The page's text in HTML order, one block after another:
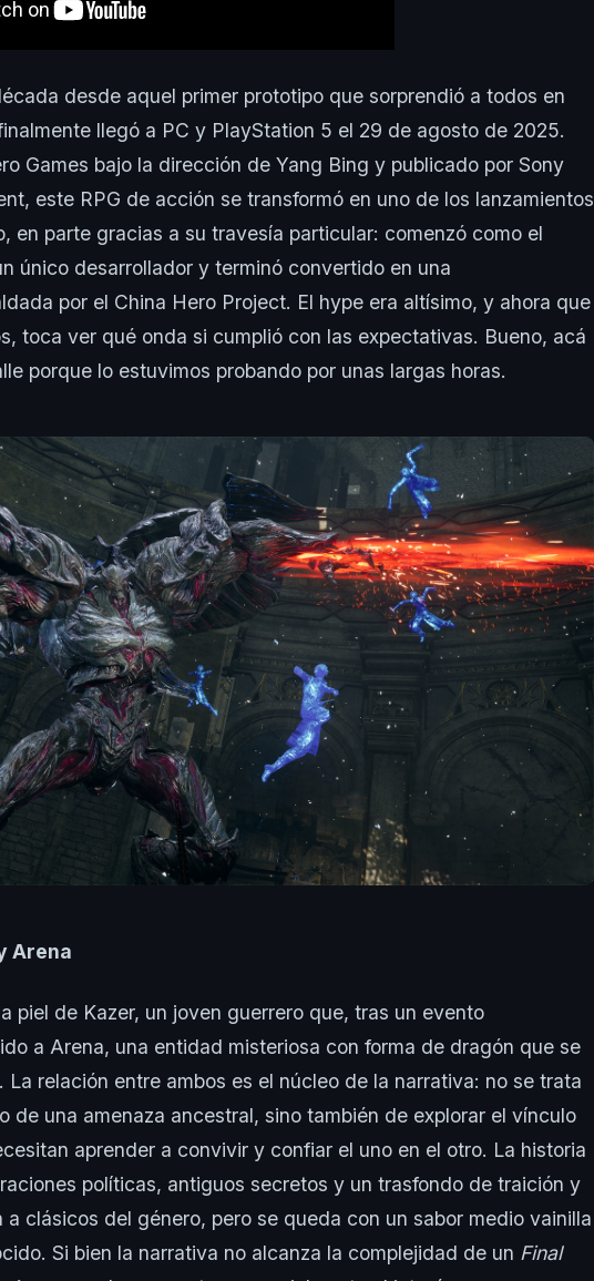
desde aquel primer prototipo que sorprendió a todos en
llegó a PC y PlayStation 5 el 29 de agosto de 2025.
Games bajo la dirección de Yang Bing y publicado por Sony
este RPG de acción se transformó en uno de los lanzamientos
en parte gracias a su travesía particular: comenzó como el
único desarrollador y terminó convertido en una
por el China Hero Project. El hype era altísimo, y ahora que
toca ver qué onda si cumplió con las expectativas. Bueno, acá
porque lo estuvimos probando por unas largas horas.
Arena
piel de Kazer, un joven guerrero que, tras un evento
a Arena, una entidad misteriosa con forma de dragón que se
La relación entre ambos es el núcleo de la narrativa: no se trata
de una amenaza ancestral, sino también de explorar el vínculo
aprender a convivir y confiar el uno en el otro. La historia
políticas, antiguos secretos y un trasfondo de traición y
clásicos del género, pero se queda con un sabor medio vainilla
Si bien la narrativa no alcanza la complejidad de un Final